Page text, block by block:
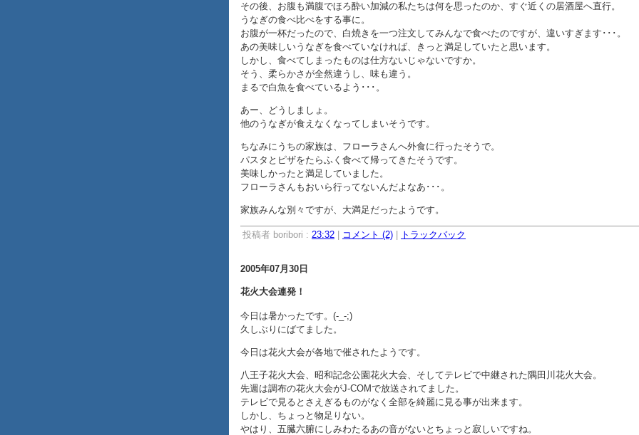
その後、お腹も満腹でほろ酔い加減の私たちは何を思ったのか、すぐ近くの居酒屋へ直行。
うなぎの食べ比べをする事に。
お腹が一杯だったので、白焼きを一つ注文してみんなで食べたのですが、違いすぎます･･･。
あの美味しいうなぎを食べていなければ、きっと満足していたと思います。
しかし、食べてしまったものは仕方ないじゃないですか。
そう、柔らかさが全然違うし、味も違う。
まるで白魚を食べているよう･･･。
あー、どうしましょ。
他のうなぎが食えなくなってしまいそうです。
ちなみにうちの家族は、フローラさんへ外食に行ったそうで。
パスタとピザをたらふく食べて帰ってきたそうです。
美味しかったと満足していました。
フローラさんもおいら行ってないんだよなあ･･･。
家族みんな別々ですが、大満足だったようです。
投稿者 boribori : 23:32 コメント (2) トラックバック
2005年07月30日
花火大会連発！
今日は暑かったです。(-_-;)
久しぶりにばてました。
今日は花火大会が各地で催されたようです。
八王子花火大会、昭和記念公園花火大会、そしてテレビで中継された隅田川花火大会。
先週は調布の花火大会がJ-COMで放送されてました。
テレビで見るとさえぎるものがなく全部を綺麗に見る事が出来ます。
しかし、ちょっと物足りない。
やはり、五臓六腑にしみわたるあの音がないとちょっと寂しいですね。